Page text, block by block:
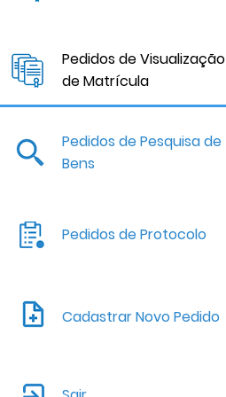
Pedidos de Visualização
de Matrícula
Pedidos de Pesquisa de
Bens
Pedidos de Protocolo
Cadastrar Novo Pedido